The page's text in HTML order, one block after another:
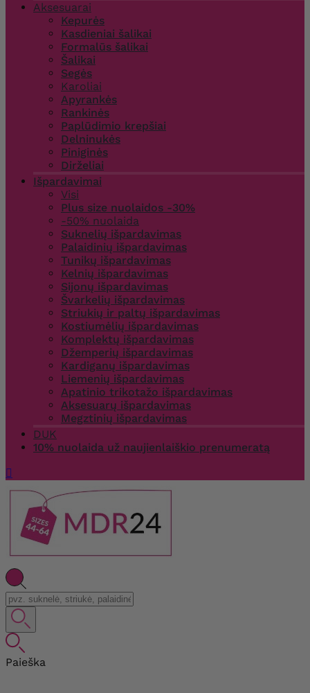
Aksesuarai
Kepurės
Kasdieniai šalikai
Formalūs šalikai
Šalikai
Segės
Karoliai
Apyrankės
Rankinės
Paplūdimio krepšiai
Delninukės
Piniginės
Dirželiai
Išpardavimai
Visi
Plus size nuolaidos -30%
-50% nuolaida
Suknelių išpardavimas
Palaidinių išpardavimas
Tunikų išpardavimas
Kelnių išpardavimas
Sijonų išpardavimas
Švarkelių išpardavimas
Striukių ir paltų išpardavimas
Kostiumėlių išpardavimas
Komplektų išpardavimas
Džemperių išpardavimas
Kardiganų išpardavimas
Liemenių išpardavimas
Apatinio trikotažo išpardavimas
Aksesuarų išpardavimas
Megztinių išpardavimas
DUK
10% nuolaida už naujienlaiškio prenumeratą

Paieška